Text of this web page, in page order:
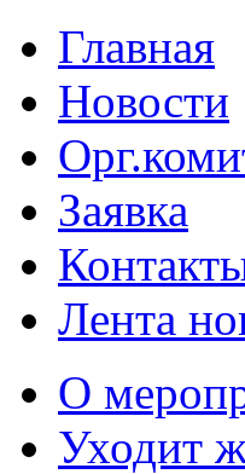
Главная
Новости
Заявка
Лента
О
Уходит